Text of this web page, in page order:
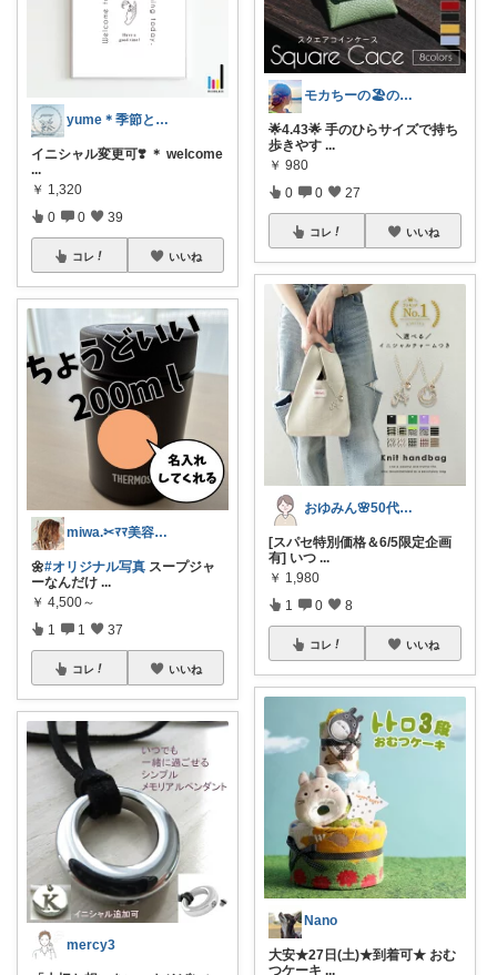
yume＊季節と暮らしを愉しむ
イニシャル変更可❣️ ＊ welcome
...
￥ 1,320
0 0 39
コレ いいね
miwa.✂︎ﾏﾏ美容師💎
🌼#オリジナル写真 スープジャ
ーなんだけ ...
￥ 4,500～
1 1 37
コレ いいね
mercy3
モカちーの🏖️のんびりライフ🐈✨
🌟4.43🌟 手のひらサイズで持ち
歩きやす ...
￥ 980
0 0 27
コレ いいね
おゆみん🌸50代からの快適暮らし
[スパセ特別価格＆6/5限定企画
有] いつ ...
￥ 1,980
1 0 8
コレ いいね
Nano
大安★27日(土)★到着可★ おむ
つケーキ ...